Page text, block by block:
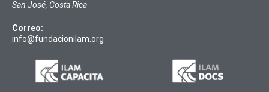
San José, Costa Rica
Correo:
info@fundacionilam.org